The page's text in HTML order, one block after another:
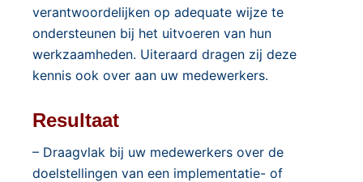
verantwoordelijken op adequate wijze te
ondersteunen bij het uitvoeren van hun
werkzaamheden. Uiteraard dragen zij deze
kennis ook over aan uw medewerkers.
Resultaat
– Draagvlak bij uw medewerkers over de
doelstellingen van een implementatie- of